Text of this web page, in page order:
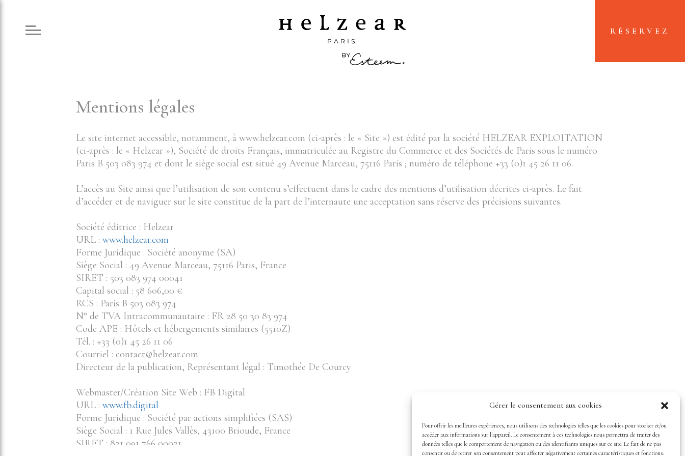
Gérer le consentement aux cookies
Pour offrir les meilleures expériences, nous utilisons des technologies telles que les cookies pour stocker et/ou
accéder aux informations sur l'appareil. Le consentement à ces technologies nous permettra de traiter des
données telles que le comportement de navigation ou des identifiants uniques sur ce site. Le fait de ne pas
consentir ou de retirer son consentement peut affecter négativement certaines caractéristiques et fonctions.
RÉSERVEZ
Mentions légales
Le site internet accessible, notamment, à www.helzear.com (ci-après : le « Site ») est édité par la société HELZEAR EXPLOITATION
(ci-après : le « Helzear »), Société de droits Français, immatriculée au Registre du Commerce et des Sociétés de Paris sous le numéro
Paris B 503 083 974 et dont le siège social est situé 49 Avenue Marceau, 75116 Paris ; numéro de téléphone +33 (0)1 45 26 11 06.
L’accès au Site ainsi que l’utilisation de son contenu s’effectuent dans le cadre des mentions d’utilisation décrites ci-après. Le fait
d’accéder et de naviguer sur le site constitue de la part de l’internaute une acceptation sans réserve des précisions suivantes.
Société éditrice : Helzear
URL :www.helzear.com
Forme Juridique : Société anonyme (SA)
Siège Social : 49 Avenue Marceau, 75116 Paris, France
SIRET : 503 083 974 00041
Capital social : 58 606,00 €
RCS : Paris B 503 083 974
N° de TVA Intracommunautaire : FR 28 50 30 83 974
Code APE : Hôtels et hébergements similaires (5510Z)
Tél. : +33 (0)1 45 26 11 06
Courriel : contact@helzear.com
Directeur de la publication, Représentant légal : Timothée De Courcy
Webmaster/Création Site Web : FB Digital
URL :www.fb.digital
Forme Juridique : Société par actions simplifiées (SAS)
Siège Social : 1 Rue Jules Vallès, 43100 Brioude, France
SIRET : 821 091 766 00021